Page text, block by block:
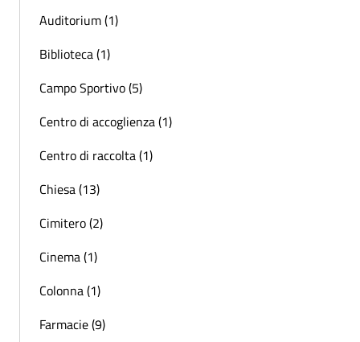
Auditorium (1)
Biblioteca (1)
Campo Sportivo (5)
Centro di accoglienza (1)
Centro di raccolta (1)
Chiesa (13)
Cimitero (2)
Cinema (1)
Colonna (1)
Farmacie (9)